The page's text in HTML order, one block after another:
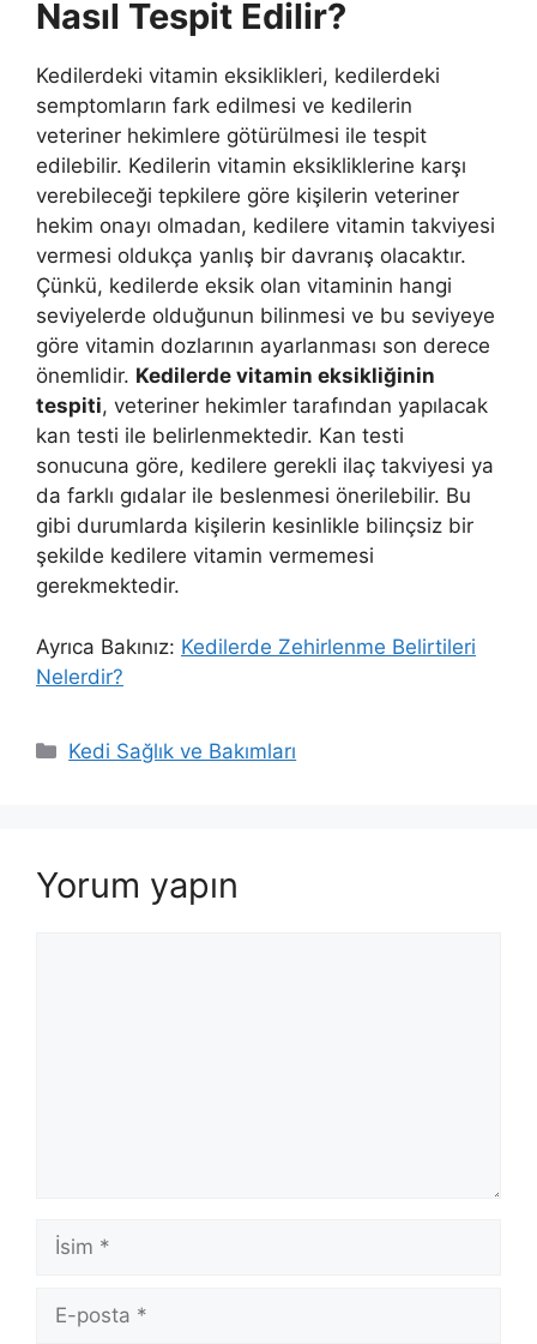
Nasıl Tespit Edilir?
Kedilerdeki vitamin eksiklikleri, kedilerdeki
semptomların fark edilmesi ve kedilerin
veteriner hekimlere götürülmesi ile tespit
edilebilir. Kedilerin vitamin eksikliklerine karşı
verebileceği tepkilere göre kişilerin veteriner
hekim onayı olmadan, kedilere vitamin takviyesi
vermesi oldukça yanlış bir davranış olacaktır.
Çünkü, kedilerde eksik olan vitaminin hangi
seviyelerde olduğunun bilinmesi ve bu seviyeye
göre vitamin dozlarının ayarlanması son derece
önemlidir. Kedilerde vitamin eksikliğinin
tespiti, veteriner hekimler tarafından yapılacak
kan testi ile belirlenmektedir. Kan testi
sonucuna göre, kedilere gerekli ilaç takviyesi ya
da farklı gıdalar ile beslenmesi önerilebilir. Bu
gibi durumlarda kişilerin kesinlikle bilinçsiz bir
şekilde kedilere vitamin vermemesi
gerekmektedir.
Ayrıca Bakınız: Kedilerde Zehirlenme Belirtileri
Nelerdir?
Kategoriler
Kedi Sağlık ve Bakımları
Yorum yapın
İsim
posta